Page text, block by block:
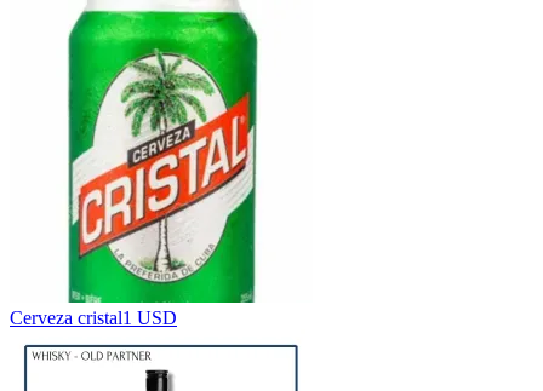
Cerveza cristal1 USD